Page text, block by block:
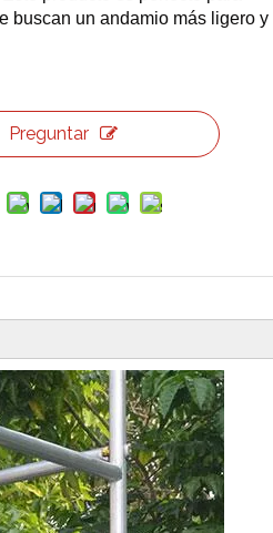
de escenario
buscan un andamio más ligero y
Preguntar